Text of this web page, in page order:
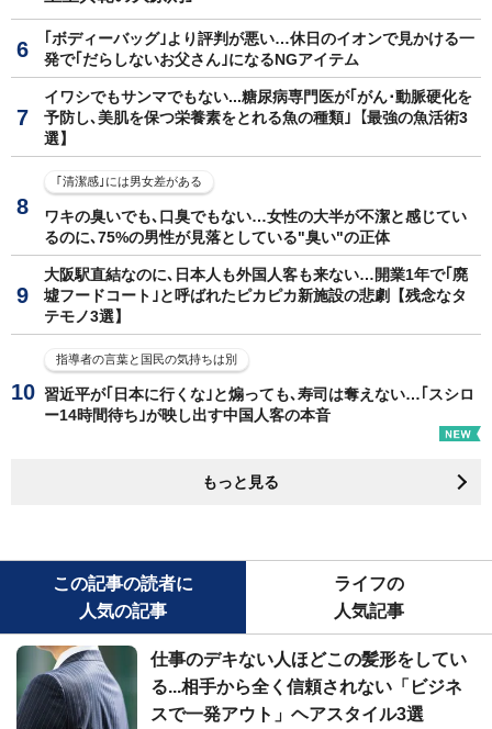
｢ボディーバッグ｣より評判が悪い…休日のイオンで見かける一
発で｢だらしないお父さん｣になるNGアイテム
イワシでもサンマでもない...糖尿病専門医が｢がん･動脈硬化を
予防し､美肌を保つ栄養素をとれる魚の種類｣【最強の魚活術3
選】
｢清潔感｣には男女差がある
ワキの臭いでも､口臭でもない…女性の大半が不潔と感じてい
るのに､75%の男性が見落としている"臭い"の正体
大阪駅直結なのに､日本人も外国人客も来ない…開業1年で｢廃
墟フードコート｣と呼ばれたピカピカ新施設の悲劇【残念なタ
テモノ3選】
指導者の言葉と国民の気持ちは別
習近平が｢日本に行くな｣と煽っても､寿司は奪えない…｢スシロ
ー14時間待ち｣が映し出す中国人客の本音
もっと見る
この記事の読者に
人気の記事
ライフの
人気記事
仕事のデキない人ほどこの髪形をしてい
る...相手から全く信頼されない「ビジネ
スで一発アウト」ヘアスタイル3選